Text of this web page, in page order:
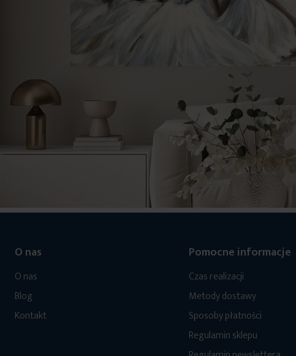
O nas
O nas
Blog
Kontakt
Pomocne informacje
Czas realizacji
Metody dostawy
Sposoby płatności
Regulamin sklepu